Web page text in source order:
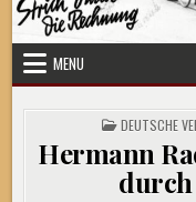
MENU
POSTED
IN
DEUTSCHE
Hermann
durch